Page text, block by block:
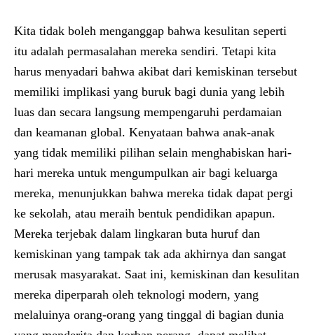
Kita tidak boleh menganggap bahwa kesulitan seperti
itu adalah permasalahan mereka sendiri. Tetapi kita
harus menyadari bahwa akibat dari kemiskinan tersebut
memiliki implikasi yang buruk bagi dunia yang lebih
luas dan secara langsung mempengaruhi perdamaian
dan keamanan global. Kenyataan bahwa anak-anak
yang tidak memiliki pilihan selain menghabiskan hari-
hari mereka untuk mengumpulkan air bagi keluarga
mereka, menunjukkan bahwa mereka tidak dapat pergi
ke sekolah, atau meraih bentuk pendidikan apapun.
Mereka terjebak dalam lingkaran buta huruf dan
kemiskinan yang tampak tak ada akhirnya dan sangat
merusak masyarakat. Saat ini, kemiskinan dan kesulitan
mereka diperparah oleh teknologi modern, yang
melaluinya orang-orang yang tinggal di bagian dunia